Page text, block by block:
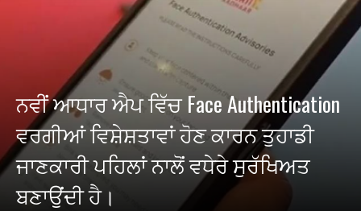
ਨਵੀਂ ਆਧਾਰ ਐਪ ਵਿੱਚ Face Authentication
ਵਰਗੀਆਂ ਵਿਸ਼ੇਸ਼ਤਾਵਾਂ ਹੋਣ ਕਾਰਨ ਤੁਹਾਡੀ
ਜਾਣਕਾਰੀ ਪਹਿਲਾਂ ਨਾਲੋਂ ਵਧੇਰੇ ਸੁਰੱਖਿਅਤ
ਬਣਾਉਂਦੀ ਹੈ।